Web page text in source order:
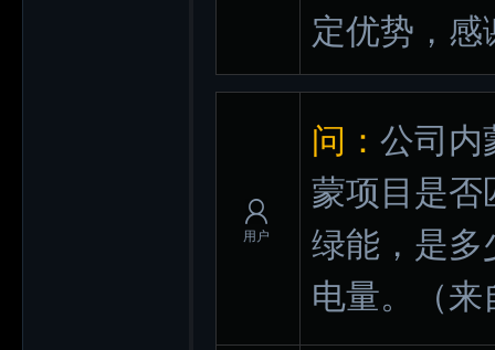
定优势，感
用户
问： 公司内
蒙项目是否
绿能，是多
电量。
（